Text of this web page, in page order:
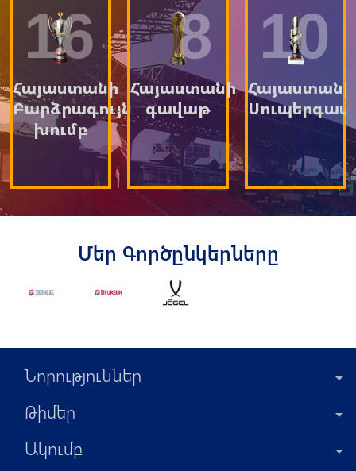
16
Հայաստանի
Բարձրագույն
խումբ
8
Հայաստանի
գավաթ
10
Հայաստանի
Մեր Գործընկերները
Նորություններ
Թիմեր
Ակումբ